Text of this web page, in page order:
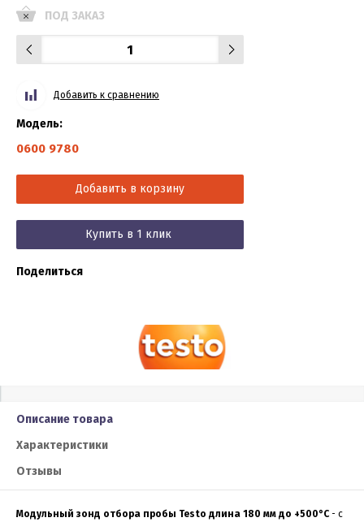
ПОД ЗАКАЗ
Добавить к сравнению
Модель:
0600 9780
Добавить в корзину
Купить в 1 клик
Поделиться
Описание товара
Характеристики
Отзывы
Модульный зонд отбора пробы Testo длина 180 мм до +500°С - с